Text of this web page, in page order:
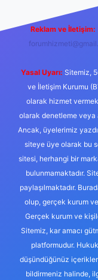
Reklam ve İletişim:
Yasal Uyarı: Sitemiz,
ve İletişim Kurumu
olarak hizmet
olarak denetleme veya
Ancak, üyelerimiz
siteye üye olarak bu
sitesi, herhangi bir
bulunmamaktadır.
paylaşılmaktadır.
olup, gerçek kurum
Gerçek kurum ve
Sitemiz, kar amacı
platformudur.
düşündüğünüz
bildirmeniz halinde,